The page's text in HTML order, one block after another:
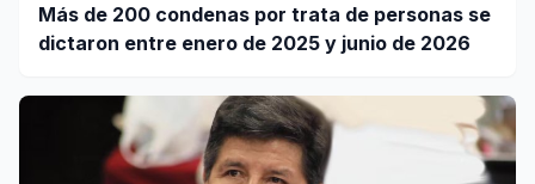
Más de 200 condenas por trata de personas se
dictaron entre enero de 2025 y junio de 2026